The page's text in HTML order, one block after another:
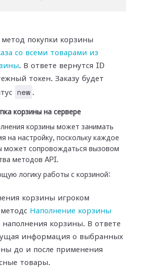
метод покупки корзины
со всеми товарами из
. В ответе вернутся ID
токен. Заказу будет
new .
корзины на сервере
корзины может занимать
на настройку, поскольку каждое
может сопровождаться вызовом
методов API.
логику работы с корзиной:
корзины игроком
Наполнение корзины
наполнения корзины. В ответе
информация о выбранных
до и после применения
товары.